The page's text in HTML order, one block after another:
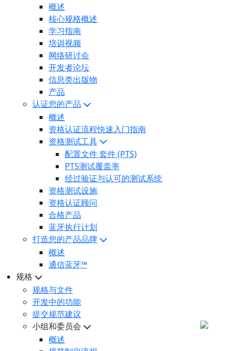
概述
核心规格概述
学习指南
培训视频
网络研讨会
开发者论坛
信息类出版物
产品
认证您的产品
概述
资格认证流程快速入门指南
资格测试工具
配置文件 套件 (PTS)
PTS测试覆盖率
经过验证与认可的测试系统
资格测试设施
资格认证顾问
合格产品
蓝牙执行计划
打造您的产品品牌
概述
通信蓝牙™
规格
规格与文件
开发中的功能
提交规范建议
小组和委员会
概述